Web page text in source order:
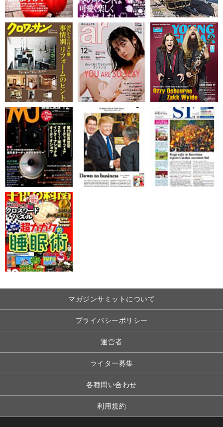
マガジンサミットについて
プライバシーポリシー
運営者
ライター募集
各種問い合わせ
利用規約